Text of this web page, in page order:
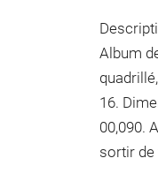
Album
16.
00,090.
sortir de